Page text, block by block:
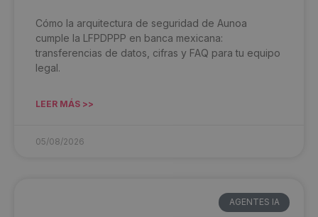
Cómo la arquitectura de seguridad de Aunoa
cumple la LFPDPPP en banca mexicana:
transferencias de datos, cifras y FAQ para tu equipo
legal.
LEER MÁS >>
05/08/2026
AGENTES IA